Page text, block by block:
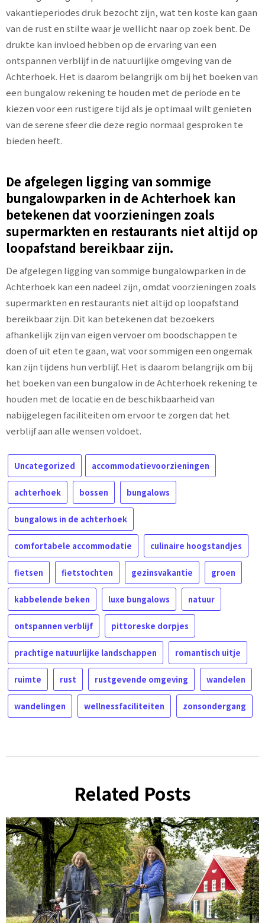
vakantieperiodes druk bezocht zijn, wat ten koste kan gaan
van de rust en stilte waar je wellicht naar op zoek bent. De
drukte kan invloed hebben op de ervaring van een
ontspannen verblijf in de natuurlijke omgeving van de
Achterhoek. Het is daarom belangrijk om bij het boeken van
een bungalow rekening te houden met de periode en te
kiezen voor een rustigere tijd als je optimaal wilt genieten
van de serene sfeer die deze regio normaal gesproken te
bieden heeft.
De afgelegen ligging van sommige
bungalowparken in de Achterhoek kan
betekenen dat voorzieningen zoals
supermarkten en restaurants niet altijd op
loopafstand bereikbaar zijn.
De afgelegen ligging van sommige bungalowparken in de
Achterhoek kan een nadeel zijn, omdat voorzieningen zoals
supermarkten en restaurants niet altijd op loopafstand
bereikbaar zijn. Dit kan betekenen dat bezoekers
afhankelijk zijn van eigen vervoer om boodschappen te
doen of uit eten te gaan, wat voor sommigen een ongemak
kan zijn tijdens hun verblijf. Het is daarom belangrijk om bij
het boeken van een bungalow in de Achterhoek rekening te
houden met de locatie en de beschikbaarheid van
nabijgelegen faciliteiten om ervoor te zorgen dat het
verblijf aan alle wensen voldoet.
Uncategorized accommodatievoorzieningen
achterhoek bossen bungalows
bungalows in de achterhoek
comfortabele accommodatie culinaire hoogstandjes
fietsen fietstochten gezinsvakantie groen
kabbelende beken luxe bungalows natuur
ontspannen verblijf pittoreske dorpjes
prachtige natuurlijke landschappen romantisch uitje
ruimte rust rustgevende omgeving wandelen
wandelingen wellnessfaciliteiten zonsondergang
Related Posts